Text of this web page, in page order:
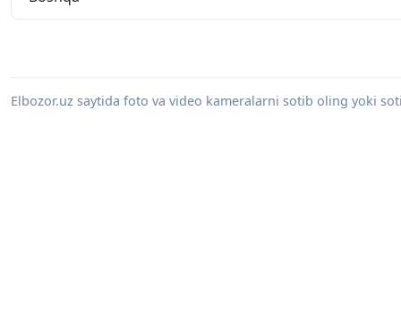
Elbozor.uz saytida foto va video kameralarni sotib oling yoki